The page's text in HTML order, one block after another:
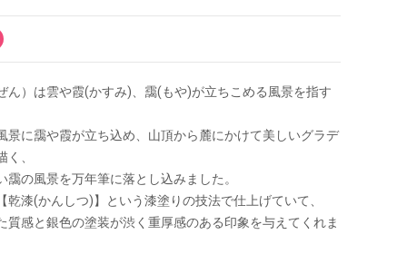
ん）は雲や霞(かすみ)、靄(もや)が立ちこめる風景を指す
景に靄や霞が立ち込め、山頂から麓にかけて美しいグラデ
く、
靄の風景を万年筆に落とし込みました。
乾漆(かんしつ)】という漆塗りの技法で仕上げていて、
質感と銀色の塗装が渋く重厚感のある印象を与えてくれま